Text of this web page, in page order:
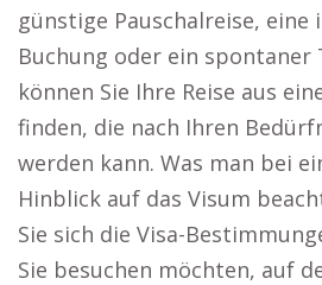
günstige Pauschalreise, eine
Buchung oder ein spontaner
können Sie Ihre Reise aus
finden, die nach Ihren
werden kann. Was man bei
Hinblick auf das Visum
Sie sich die Visa-
Sie besuchen möchten, auf